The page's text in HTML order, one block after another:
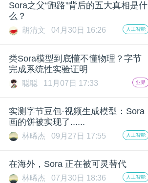
开
课
活
动
中
Sora之父“跑路”背后的五大真相是什
么？
胡清文 04月30日 16:26 人工智能
类Sora模型到底懂不懂物理？字节
完成系统性实验证明
聪聪 11月07日 17:33 业界
实测字节豆包·视频生成模型：Sora
画的饼被实现了......
林晞杰 09月27日 17:55 人工智能
在海外，Sora 正在被可灵替代
林晞杰 07月30日 18:36 人工智能